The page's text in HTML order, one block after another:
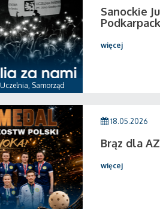
Uczelnia, Samorząd
Sanockie
więcej
18.05.2026
Brąz dla
więcej